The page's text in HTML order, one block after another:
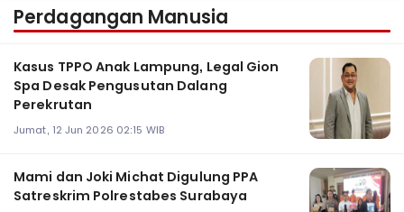
Perdagangan Manusia
Kasus TPPO Anak Lampung, Legal Gion
Spa Desak Pengusutan Dalang
Perekrutan
Jumat, 12 Jun 2026 02:15 WIB
Mami dan Joki Michat Digulung PPA
Satreskrim Polrestabes Surabaya